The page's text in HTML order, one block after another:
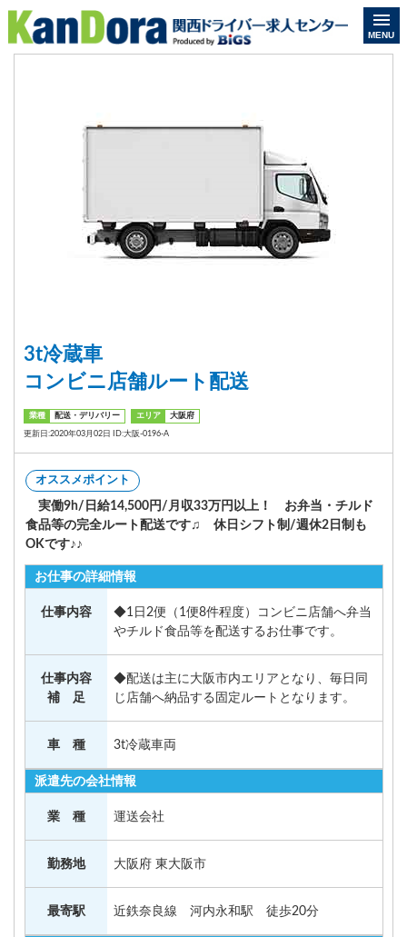
MENU
3t冷蔵車
コンビニ店舗ルート配送
業種 配送・デリバリー エリア 大阪府
更新日:2020年03月02日 ID:大阪‐0196-A
オススメポイント
実働9h/日給14,500円/月収33万円以上！ お弁当・チルド
食品等の完全ルート配送です♫ 休日シフト制/週休2日制も
OKです♪♪
お仕事の詳細情報
仕事内容
◆1日2便（1便8件程度）コンビニ店舗へ弁当
やチルド食品等を配送するお仕事です。
仕事内容
補 足
◆配送は主に大阪市内エリアとなり、毎日同
じ店舗へ納品する固定ルートとなります。
車 種 3t冷蔵車両
派遣先の会社情報
業 種 運送会社
勤務地 大阪府 東大阪市
最寄駅 近鉄奈良線 河内永和駅 徒歩20分